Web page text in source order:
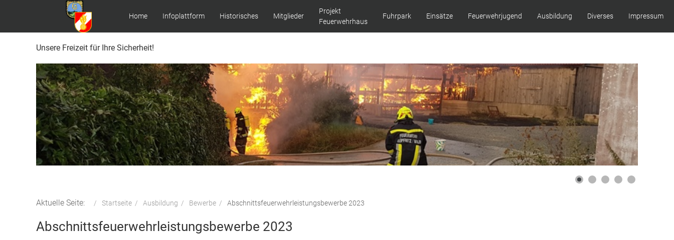
Home Infoplattform Historisches Mitglieder
Projekt
Feuerwehrhaus
Fuhrpark Einsätze Feuerwehrjugend Ausbildung Diverses Impressum
Unsere Freizeit für Ihre Sicherheit!
Aktuelle Seite: Startseite Ausbildung Bewerbe Abschnittsfeuerwehrleistungsbewerbe 2023
Abschnittsfeuerwehrleistungsbewerbe 2023